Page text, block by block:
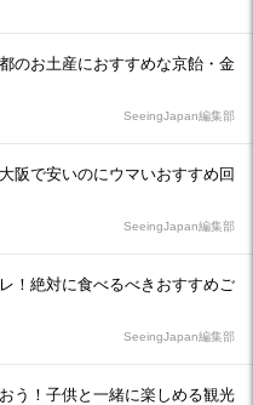
のお土産におすすめな京飴・金
SeeingJapan編集部
阪で安いのにウマいおすすめ回
SeeingJapan編集部
！絶対に食べるべきおすすめご
SeeingJapan編集部
う！子供と一緒に楽しめる観光